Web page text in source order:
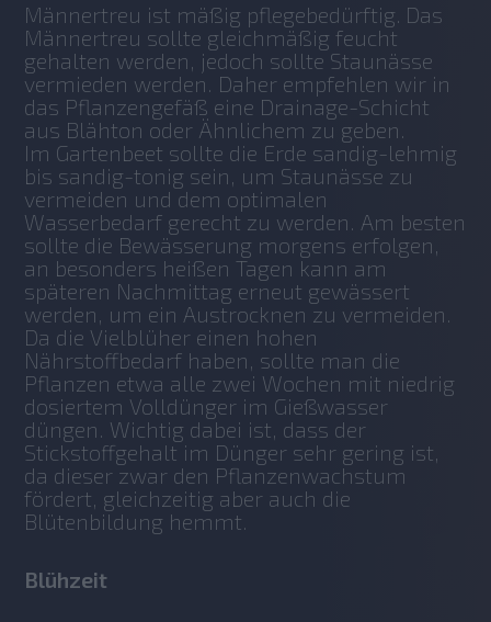
Männertreu ist mäßig pflegebedürftig. Das
Männertreu sollte gleichmäßig feucht
gehalten werden, jedoch sollte Staunässe
vermieden werden. Daher empfehlen wir in
das Pflanzengefäß eine Drainage-Schicht
aus Blähton oder Ähnlichem zu geben.
Im Gartenbeet sollte die Erde sandig-lehmig
bis sandig-tonig sein, um Staunässe zu
vermeiden und dem optimalen
Wasserbedarf gerecht zu werden. Am besten
sollte die Bewässerung morgens erfolgen,
an besonders heißen Tagen kann am
späteren Nachmittag erneut gewässert
werden, um ein Austrocknen zu vermeiden.
Da die Vielblüher einen hohen
Nährstoffbedarf haben, sollte man die
Pflanzen etwa alle zwei Wochen mit niedrig
dosiertem Volldünger im Gießwasser
düngen. Wichtig dabei ist, dass der
Stickstoffgehalt im Dünger sehr gering ist,
da dieser zwar den Pflanzenwachstum
fördert, gleichzeitig aber auch die
Blütenbildung hemmt.
Blühzeit